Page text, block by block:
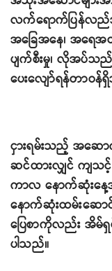
လက်ရောက်ပြန်လ
အခြေအနေ၊ အရေ
ပျက်စီးမှု၊ လိုအပ်
ပေးလျော်ရန်တာဝ
ငှားရမ်းသည့် အဆ
ဆင်ထားလျှင် ကျ
ကာလ နောက်ဆုံးနေ့
နောက်ဆုံးထမ်းဆော
ပြေစာကိုလည်း အိ
ပါသည်။